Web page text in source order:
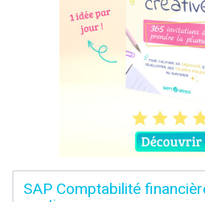
SAP Comptabilité